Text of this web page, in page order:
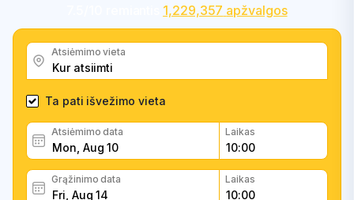
1,229,357 apžvalgos
Atsiėmimo vieta
Ta pati išvežimo vieta
Atsiėmimo data Laikas
Grąžinimo data Laikas